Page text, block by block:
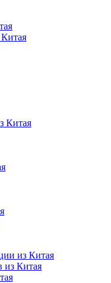
Китая
Китая
из Китая
из Китая